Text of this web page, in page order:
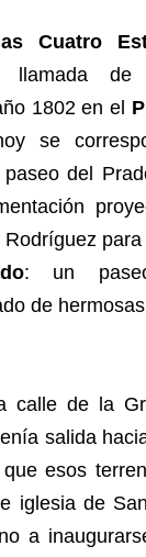
Cuatro
llamada
1802 en el
se
del
para
: un
de
calle de la
salida
esos
iglesia de
a